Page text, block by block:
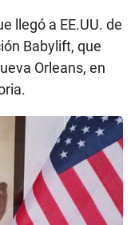
llegó a EE.UU. de
Babylift, que
Orleans, en